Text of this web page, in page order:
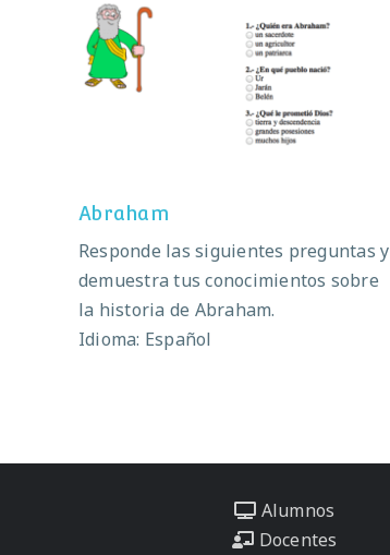
Abraham
Abraham
Responde las siguientes preguntas y
demuestra tus conocimientos sobre
la historia de Abraham.
Idioma: Español
Alumnos
Docentes